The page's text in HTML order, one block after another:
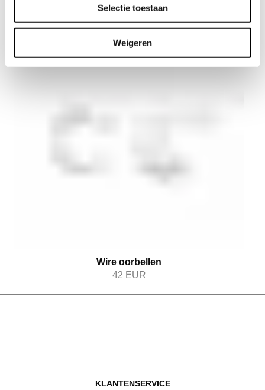
Selectie toestaan
Weigeren
46EUR
Wire oorbellen
42 EUR
KLANTENSERVICE